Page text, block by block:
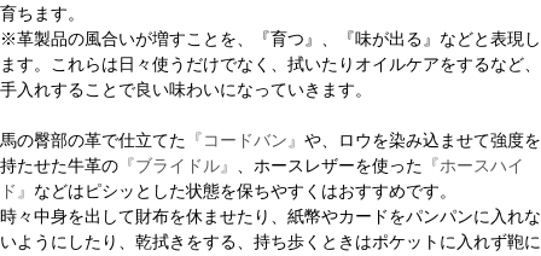
育ちます。
※革製品の風合いが増すことを、『育つ』、『味が出る』などと表現し
ます。これらは日々使うだけでなく、拭いたりオイルケアをするなど、
手入れすることで良い味わいになっていきます。
馬の臀部の革で仕立てた 『コードバン』 や、ロウを染み込ませて強度を
持たせた牛革の 『ブライドル』 、ホースレザーを使った 『ホースハイ
ド』 などはピシッとした状態を保ちやすくはおすすめです。
時々中身を出して財布を休ませたり、紙幣やカードをパンパンに入れな
いようにしたり、乾拭きをする、持ち歩くときはポケットに入れず鞄に